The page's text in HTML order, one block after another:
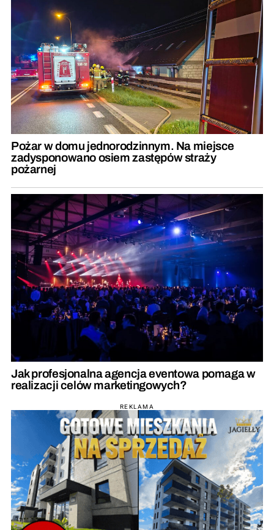
Pożar w domu jednorodzinnym. Na miejsce
zadysponowano osiem zastępów straży
pożarnej
Jak profesjonalna agencja eventowa pomaga w
realizacji celów marketingowych?
REKLAMA